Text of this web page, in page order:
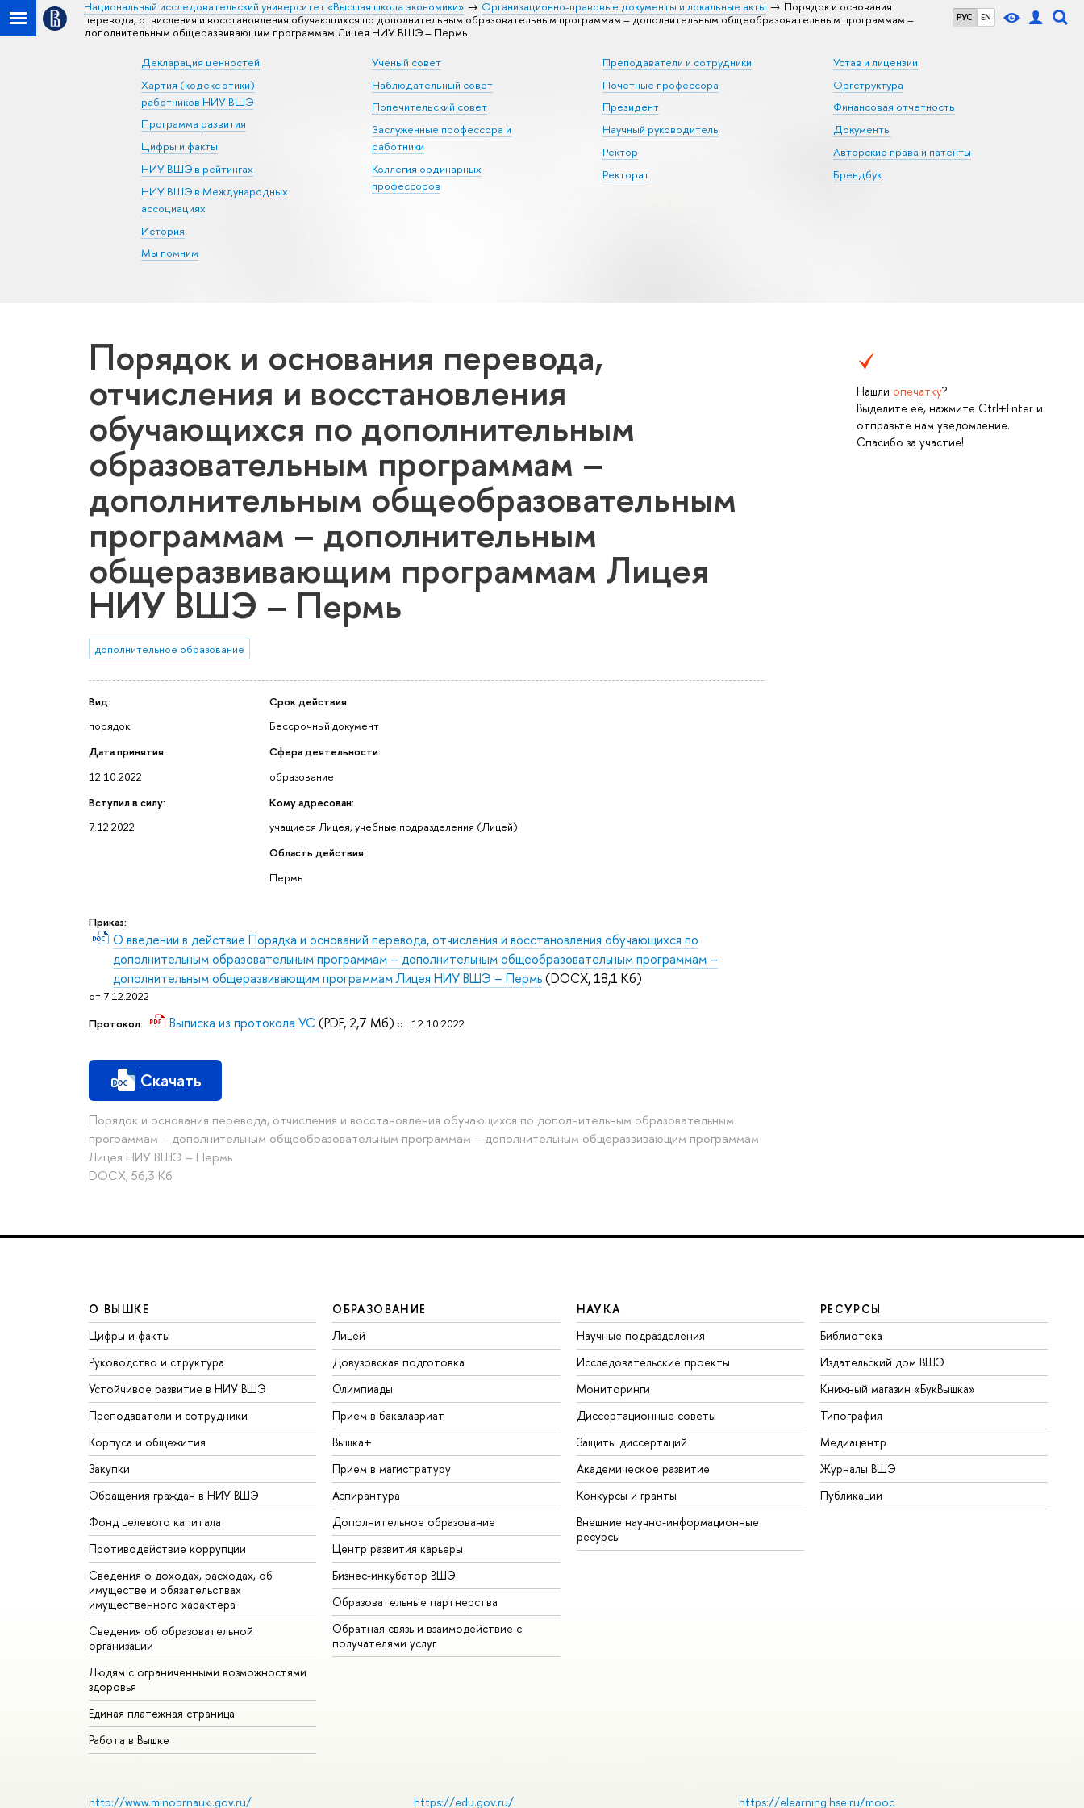
РУС EN
Национальный исследовательский университет «Высшая школа экономики» Организационно-правовые документы и локальные акты
Порядок и основания
перевода, отчисления и восстановления обучающихся по дополнительным образовательным программам – дополнительным общеобразовательным программам –
дополнительным общеразвивающим программам Лицея НИУ ВШЭ – Пермь
Декларация ценностей
Хартия (кодекс этики)
работников НИУ ВШЭ
Программа развития
Цифры и факты
НИУ ВШЭ в рейтингах
НИУ ВШЭ в Международных
ассоциациях
История
Мы помним
Ученый совет
Наблюдательный совет
Попечительский совет
Заслуженные профессора и
работники
Коллегия ординарных
профессоров
Преподаватели и сотрудники
Почетные профессора
Президент
Научный руководитель
Ректор
Ректорат
Устав и лицензии
Оргструктура
Финансовая отчетность
Документы
Авторские права и патенты
Брендбук
Нашли опечатку?
Выделите её, нажмите Ctrl+Enter и
отправьте нам уведомление.
Спасибо за участие!
Порядок и основания перевода,
отчисления и восстановления
обучающихся по дополнительным
образовательным программам –
дополнительным общеобразовательным
программам – дополнительным
общеразвивающим программам Лицея
НИУ ВШЭ – Пермь
дополнительное образование
Вид:
порядок
Дата принятия:
12.10.2022
Вступил в силу:
7.12.2022
Срок действия:
Бессрочный документ
Сфера деятельности:
образование
Кому адресован:
учащиеся Лицея, учебные подразделения (Лицей)
Область действия:
Пермь
Приказ:
О введении в действие Порядка и оснований перевода, отчисления и восстановления обучающихся по
дополнительным образовательным программам – дополнительным общеобразовательным программам –
дополнительным общеразвивающим программам Лицея НИУ ВШЭ – Пермь(DOCX, 18,1 Кб)
от 7.12.2022
Протокол:
Выписка из протокола УС(PDF, 2,7 Мб) от 12.10.2022
Скачать
Порядок и основания перевода, отчисления и восстановления обучающихся по дополнительным образовательным
программам – дополнительным общеобразовательным программам – дополнительным общеразвивающим программам
Лицея НИУ ВШЭ – Пермь
DOCX, 56,3 Кб
О ВЫШКЕ
Цифры и факты
Руководство и структура
Устойчивое развитие в НИУ ВШЭ
Преподаватели и сотрудники
Корпуса и общежития
Закупки
Обращения граждан в НИУ ВШЭ
Фонд целевого капитала
Противодействие коррупции
Сведения о доходах, расходах, об
имуществе и обязательствах
имущественного характера
Сведения об образовательной
организации
Людям с ограниченными возможностями
здоровья
Единая платежная страница
Работа в Вышке
ОБРАЗОВАНИЕ
Лицей
Довузовская подготовка
Олимпиады
Прием в бакалавриат
Вышка+
Прием в магистратуру
Аспирантура
Дополнительное образование
Центр развития карьеры
Бизнес-инкубатор ВШЭ
Образовательные партнерства
Обратная связь и взаимодействие с
получателями услуг
НАУКА
Научные подразделения
Исследовательские проекты
Мониторинги
Диссертационные советы
Защиты диссертаций
Академическое развитие
Конкурсы и гранты
Внешние научно-информационные
ресурсы
РЕСУРСЫ
Библиотека
Издательский дом ВШЭ
Книжный магазин «БукВышка»
Типография
Медиацентр
Журналы ВШЭ
Публикации
http://www.minobrnauki.gov.ru/ https://edu.gov.ru/ https://elearning.hse.ru/mooc